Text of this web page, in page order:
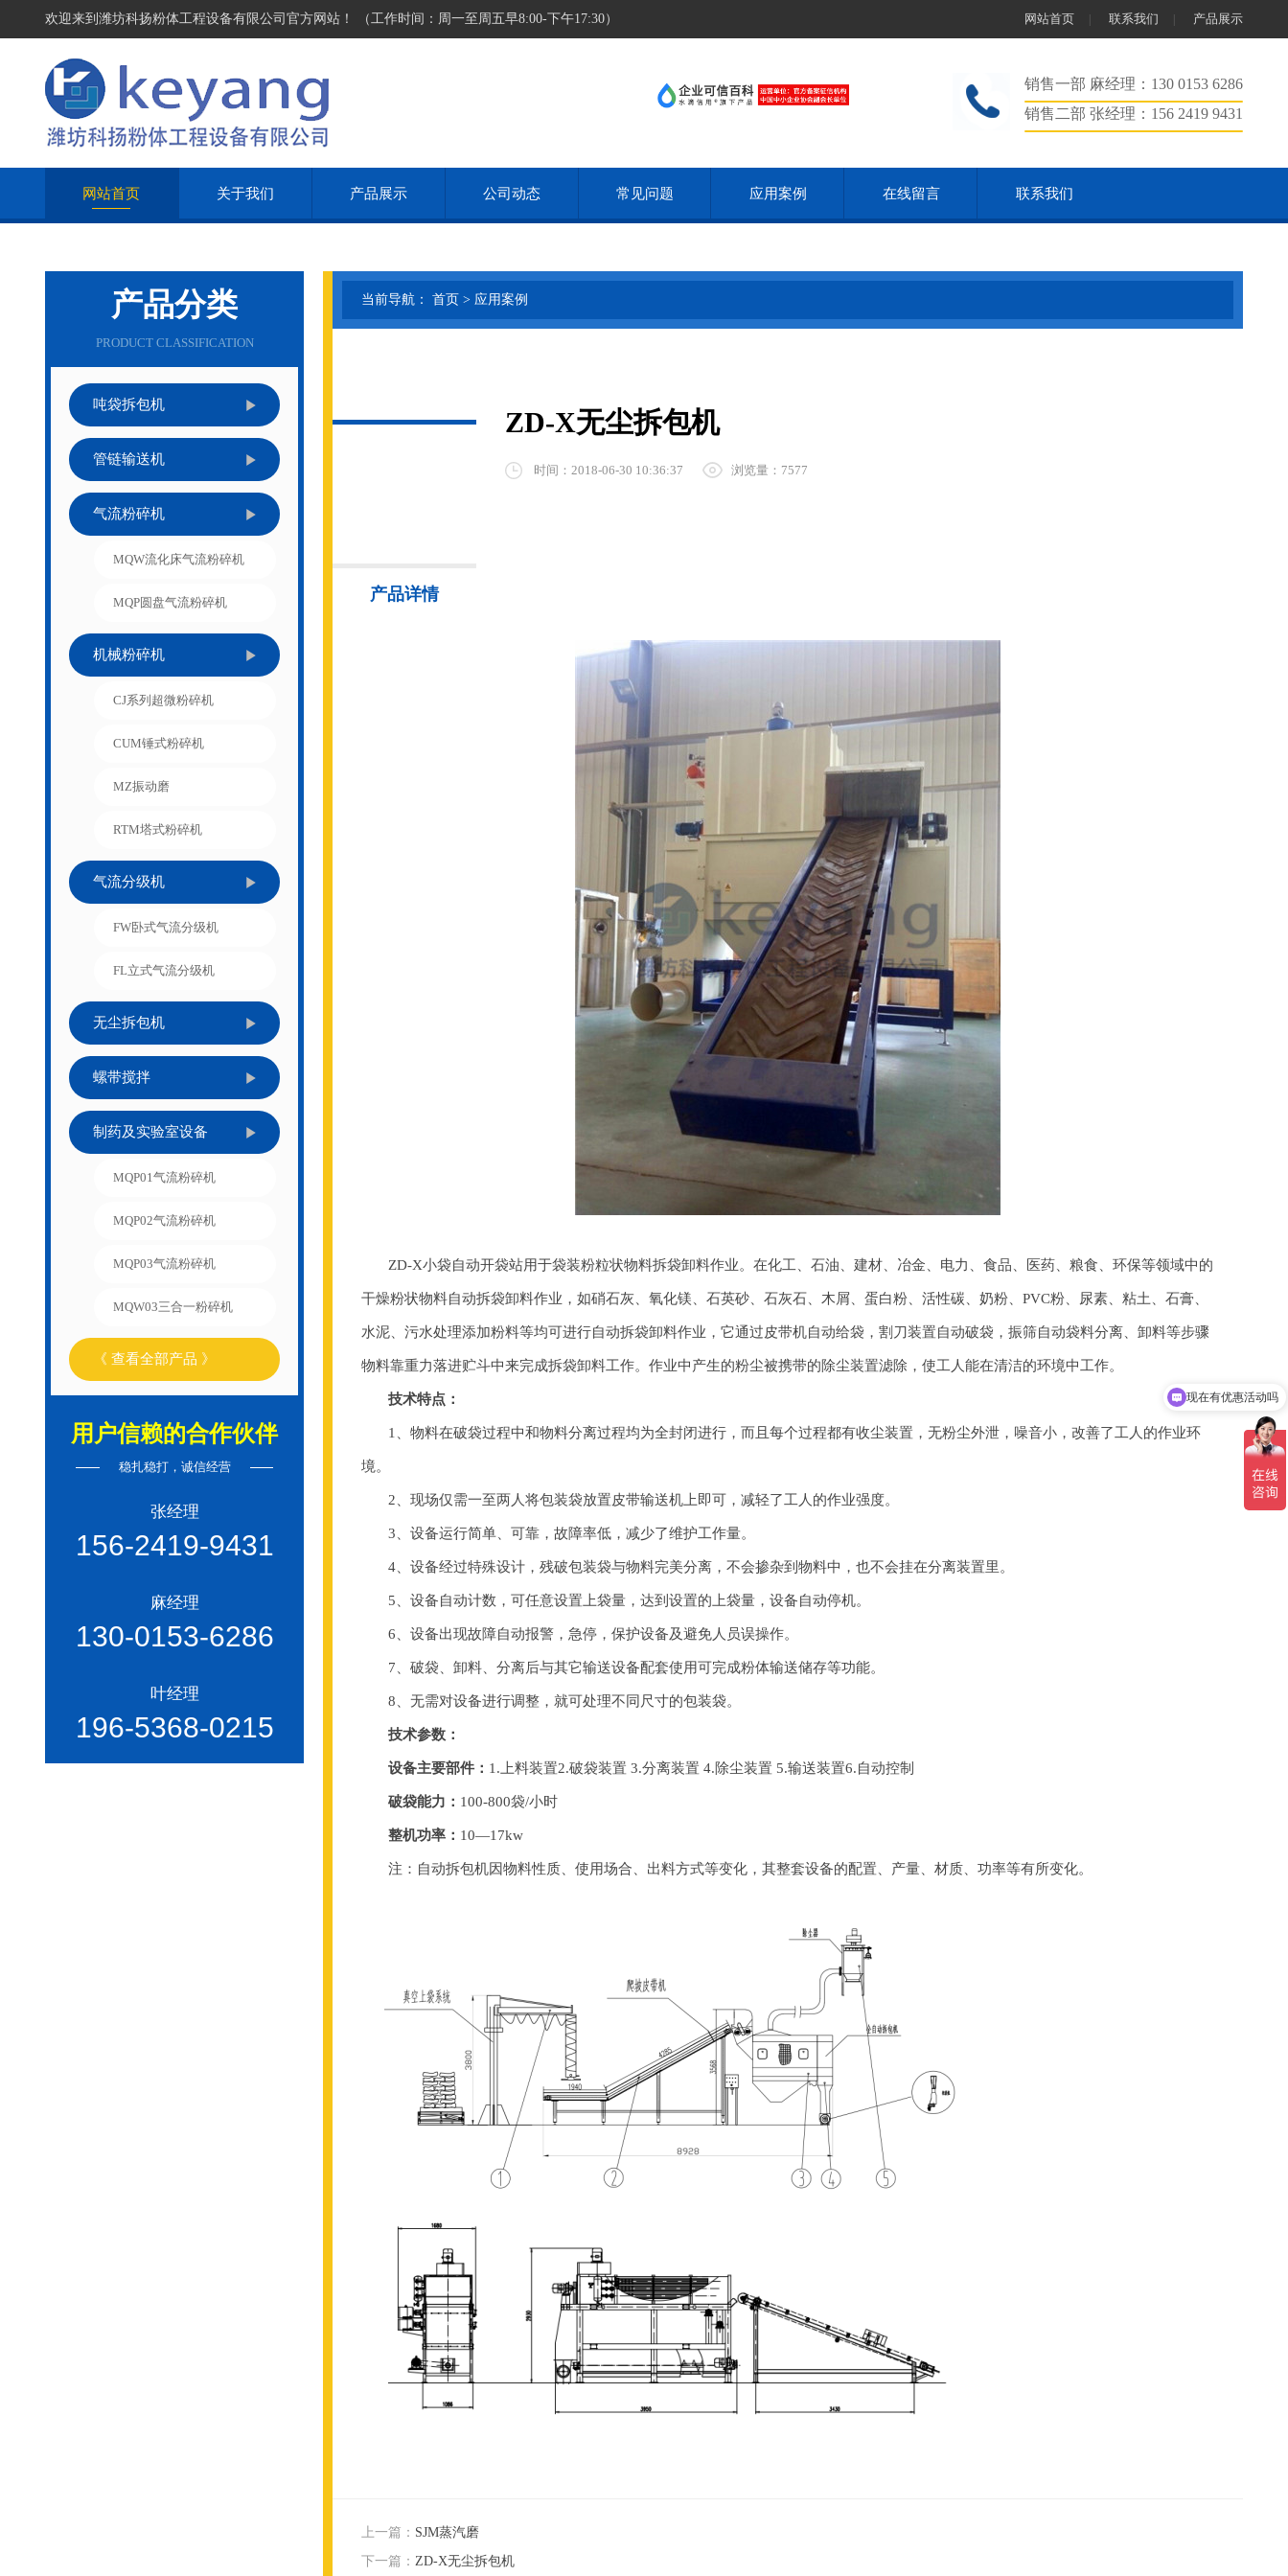
欢迎来到潍坊科扬粉体工程设备有限公司官方网站！ （工作时间：周一至周五早8:00-下午17:30） 网站首页 联系我们 产品展示
销售一部 麻经理：130 0153 6286
销售二部 张经理：156 2419 9431
网站首页 关于我们 产品展示 公司动态 常见问题 应用案例 在线留言 联系我们
产品分类
PRODUCT CLASSIFICATION
吨袋拆包机
管链输送机
气流粉碎机
MQW流化床气流粉碎机
MQP圆盘气流粉碎机
机械粉碎机
CJ系列超微粉碎机
CUM锤式粉碎机
MZ振动磨
RTM塔式粉碎机
气流分级机
FW卧式气流分级机
FL立式气流分级机
无尘拆包机
螺带搅拌
制药及实验室设备
MQP01气流粉碎机
MQP02气流粉碎机
MQP03气流粉碎机
MQW03三合一粉碎机
《 查看全部产品 》
用户信赖的合作伙伴
稳扎稳打，诚信经营
张经理
156-2419-9431
麻经理
130-0153-6286
叶经理
196-5368-0215
当前导航： 首页 > 应用案例
ZD-X无尘拆包机
时间：2018-06-30 10:36:37 浏览量：7577
产品详情
ZD-X小袋自动开袋站用于袋装粉粒状物料拆袋卸料作业。在化工、石油、建材、冶金、电力、食品、医药、粮食、环保等领域中的
干燥粉状物料自动拆袋卸料作业，如硝石灰、氧化镁、石英砂、石灰石、木屑、蛋白粉、活性碳、奶粉、PVC粉、尿素、粘土、石膏、
水泥、污水处理添加粉料等均可进行自动拆袋卸料作业，它通过皮带机自动给袋，割刀装置自动破袋，振筛自动袋料分离、卸料等步骤
物料靠重力落进贮斗中来完成拆袋卸料工作。作业中产生的粉尘被携带的除尘装置滤除，使工人能在清洁的环境中工作。
技术特点：
1、物料在破袋过程中和物料分离过程均为全封闭进行，而且每个过程都有收尘装置，无粉尘外泄，噪音小，改善了工人的作业环
境。
2、现场仅需一至两人将包装袋放置皮带输送机上即可，减轻了工人的作业强度。
3、设备运行简单、可靠，故障率低，减少了维护工作量。
4、设备经过特殊设计，残破包装袋与物料完美分离，不会掺杂到物料中，也不会挂在分离装置里。
5、设备自动计数，可任意设置上袋量，达到设置的上袋量，设备自动停机。
6、设备出现故障自动报警，急停，保护设备及避免人员误操作。
7、破袋、卸料、分离后与其它输送设备配套使用可完成粉体输送储存等功能。
8、无需对设备进行调整，就可处理不同尺寸的包装袋。
技术参数：
设备主要部件： 1.上料装置2.破袋装置 3.分离装置 4.除尘装置 5.输送装置6.自动控制
破袋能力： 100-800袋/小时
整机功率： 10—17kw
注：自动拆包机因物料性质、使用场合、出料方式等变化，其整套设备的配置、产量、材质、功率等有所变化。
上一篇： SJM蒸汽磨
下一篇： ZD-X无尘拆包机
现在有优惠活动吗